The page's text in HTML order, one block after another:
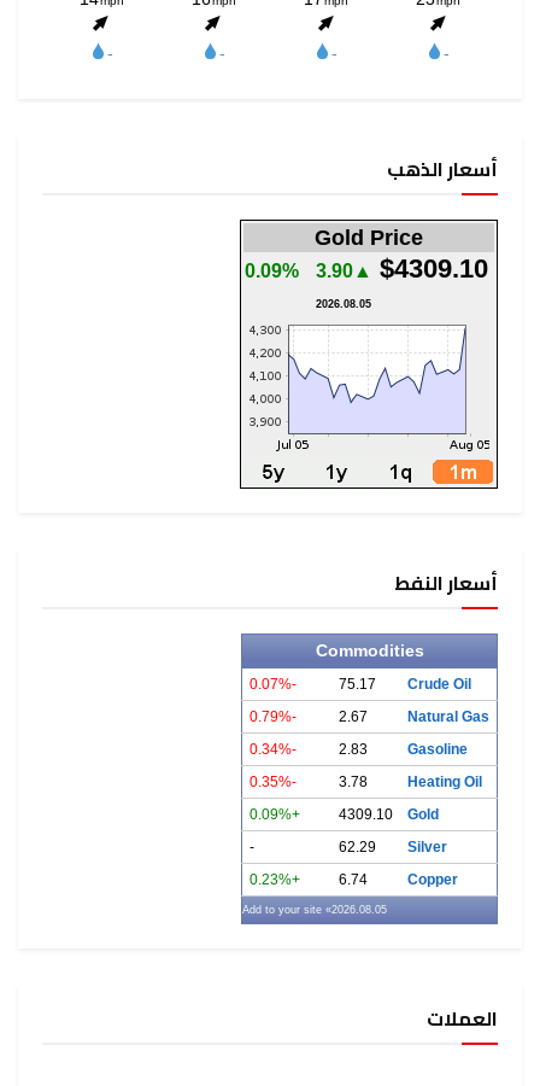
أسعار الذهب
Gold Price
$4309.10
▲3.90
0.09%
2026.08.05
أسعار النفط
Commodities
Crude Oil
75.17
-0.07%
Natural Gas
2.67
-0.79%
Gasoline
2.83
-0.34%
Heating Oil
3.78
-0.35%
Gold
4309.10
+0.09%
Silver
62.29
-
Copper
6.74
+0.23%
2026.08.05
» Add to your site
العملات